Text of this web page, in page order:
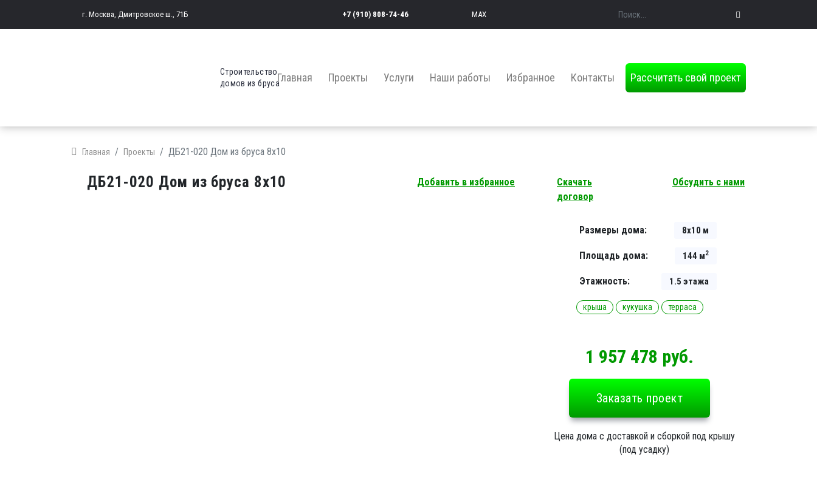
г. Москва, Дмитровское ш., 71Б MAX
+7 (910) 808-74-46 Поиск
Строительство
домов из брусаГлавная Проекты Услуги Наши работы Избранное Контакты Рассчитать свой проект
Главная Проекты ДБ21-020 Дом из бруса 8х10
ДБ21-020 Дом из бруса 8х10 Добавить в избранное
Скачать
договор
Обсудить с нами
Размеры дома: 8х10 м
Площадь дома: 144 м2
Этажность: 1.5 этажа
крыша кукушка терраса
1 957 478 руб.
Заказать проект
Цена дома с доставкой и сборкой под крышу
(под усадку)